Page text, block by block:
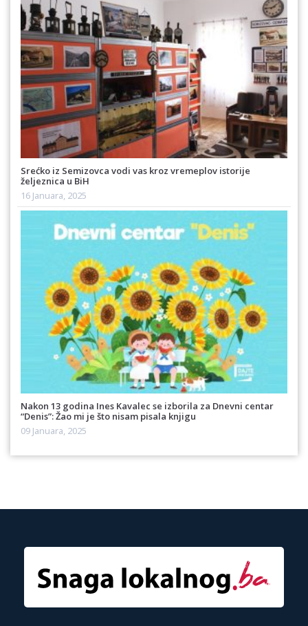
Srećko iz Semizovca vodi vas kroz vremeplov istorije
željeznica u BiH
16 Januara, 2025
Nakon 13 godina Ines Kavalec se izborila za Dnevni centar
“Denis”: Žao mi je što nisam pisala knjigu
09 Januara, 2025